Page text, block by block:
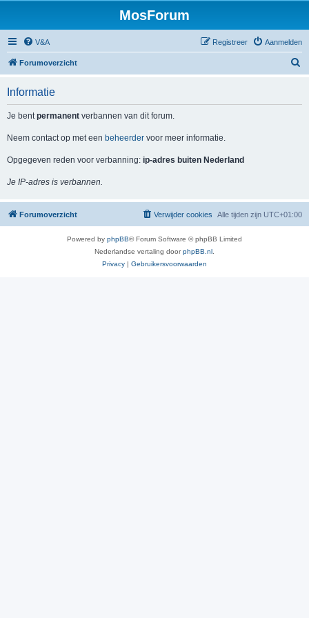
MosForum
V&A Aanmelden
Registreer
Forumoverzicht
Informatie
Je bentpermanent verbannen van dit forum.
Neem contact op met een beheerder voor meer informatie.
Opgegeven reden voor verbanning: ip-adres buiten Nederland
Je IP-adres is verbannen.
Forumoverzicht Alle tijden zijn UTC+01:00
Verwijder cookies
Powered by phpBB® Forum Software © phpBB Limited
Nederlandse vertaling doorphpBB.nl
Privacy | Gebruikersvoorwaarden